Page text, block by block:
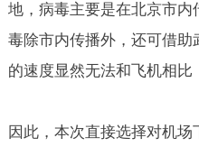
地，病毒主要是在北京市
毒除市内传播外，还可借
的速度显然无法和飞机相比
因此，本次直接选择对机